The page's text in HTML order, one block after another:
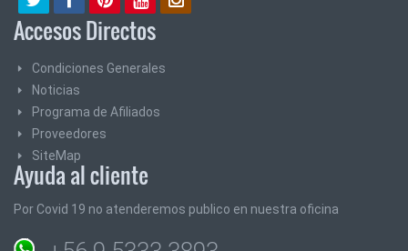
Accesos Directos
Condiciones Generales
Noticias
Programa de Afiliados
Proveedores
SiteMap
Ayuda al cliente
Por Covid 19 no atenderemos publico en nuestra oficina